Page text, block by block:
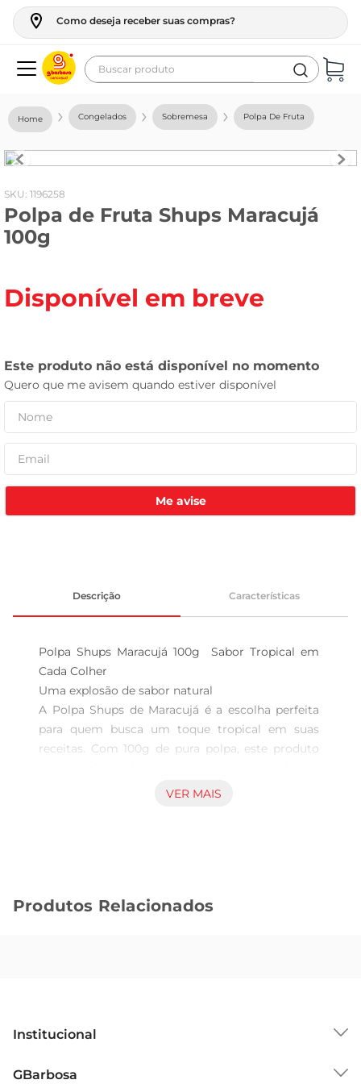
Como deseja receber suas compras?
Buscar produto
Congelados Sobremesa Polpa De Fruta
: 1196258
Polpa de Fruta Shups Maracujá
100g
Disponível em breve
Me avise
Descrição Características
Polpa Shups Maracujá 100g  Sabor Tropical em
Cada Colher
Uma explosão de sabor natural
A Polpa Shups de Maracujá é a escolha perfeita
para quem busca um toque tropical em suas
receitas. Com 100g de pura polpa, este produto
sabor intenso e refrescante. Ideal para preparar
Polpa Shups garante um produto de alta
Sugestões de uso
refrescantes, smoothies energéticos ou até
VER MAIS
Produtos Relacionados
Institucional
GBarbosa
geladeira
fogao
café
cerveja
leite
celular